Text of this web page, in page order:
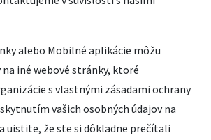
alebo Mobilné aplikácie môžu
iné webové stránky, ktoré
s vlastnými zásadami ochrany
vašich osobných údajov na
uistite, že ste si dôkladne prečítali